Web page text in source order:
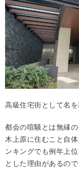
高級住宅街として名
都会の喧騒とは無縁
木上原に住むこと自
ンキングでも例年上
とした理由があるので